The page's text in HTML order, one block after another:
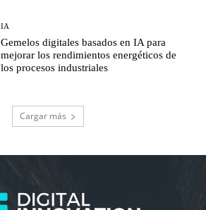
IA
Gemelos digitales basados en IA para
mejorar los rendimientos energéticos de
los procesos industriales
Cargar más